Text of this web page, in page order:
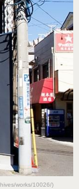
works/10026/)